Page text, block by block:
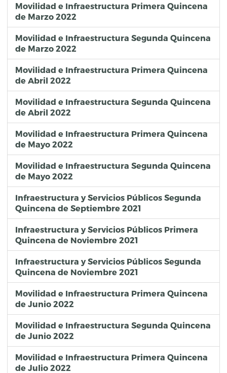
Movilidad e Infraestructura Primera Quincena
de Marzo 2022
Movilidad e Infraestructura Segunda Quincena
de Marzo 2022
Movilidad e Infraestructura Primera Quincena
de Abril 2022
Movilidad e Infraestructura Segunda Quincena
de Abril 2022
Movilidad e Infraestructura Primera Quincena
de Mayo 2022
Movilidad e Infraestructura Segunda Quincena
de Mayo 2022
Infraestructura y Servicios Públicos Segunda
Quincena de Septiembre 2021
Infraestructura y Servicios Públicos Primera
Quincena de Noviembre 2021
Infraestructura y Servicios Públicos Segunda
Quincena de Noviembre 2021
Movilidad e Infraestructura Primera Quincena
de Junio 2022
Movilidad e Infraestructura Segunda Quincena
de Junio 2022
Movilidad e Infraestructura Primera Quincena
de Julio 2022